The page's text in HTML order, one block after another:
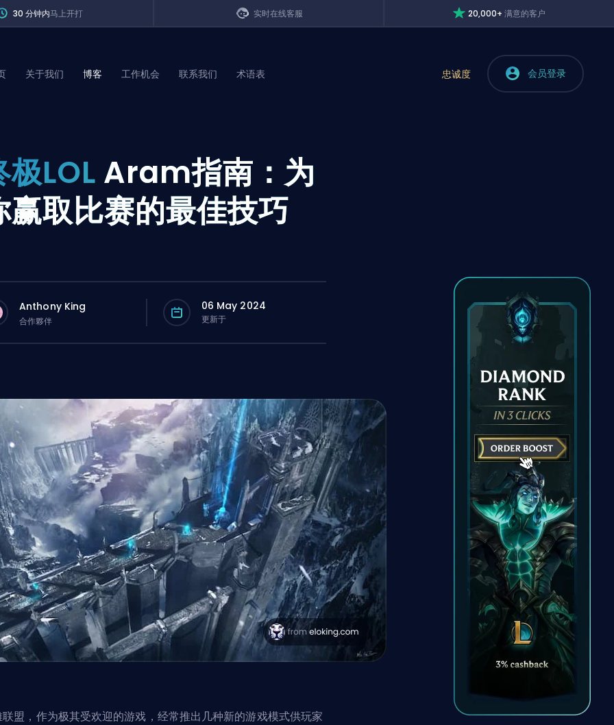
30 分钟内马上开打 实时在线客服 20,000+满意的客户
关于我们 博客 工作机会 联系我们 术语表 忠诚度 会员登录
极LOL Aram指南：为
赢取比赛的最佳技巧
Anthony King
合作夥伴
06 May 2024
更新于
盟，作为极其受欢迎的游戏，经常推出几种新的游戏模式供玩家